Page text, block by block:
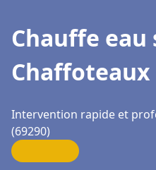
Chauffe eau
Chaffoteaux
Intervention rapide et
(69290)